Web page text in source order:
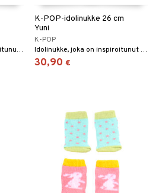
Muotinukke, joka on inspiroitunut K-Pop-tähdistä.
K-POP-idolinukke 26 cm
Yuni
K-POP
Idolinukke, joka on inspiroitunut K-Popista.
30,90 €